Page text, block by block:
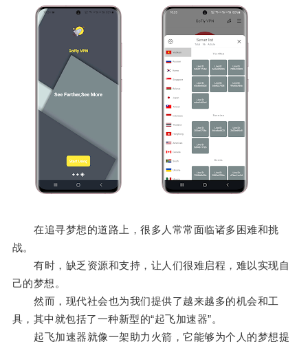
在追寻梦想的道路上，很多人常常面临诸多困难和挑
战。
有时，缺乏资源和支持，让人们很难启程，难以实现自
己的梦想。
然而，现代社会也为我们提供了越来越多的机会和工
具，其中就包括了一种新型的“起飞加速器”。
起飞加速器就像一架助力火箭，它能够为个人的梦想提